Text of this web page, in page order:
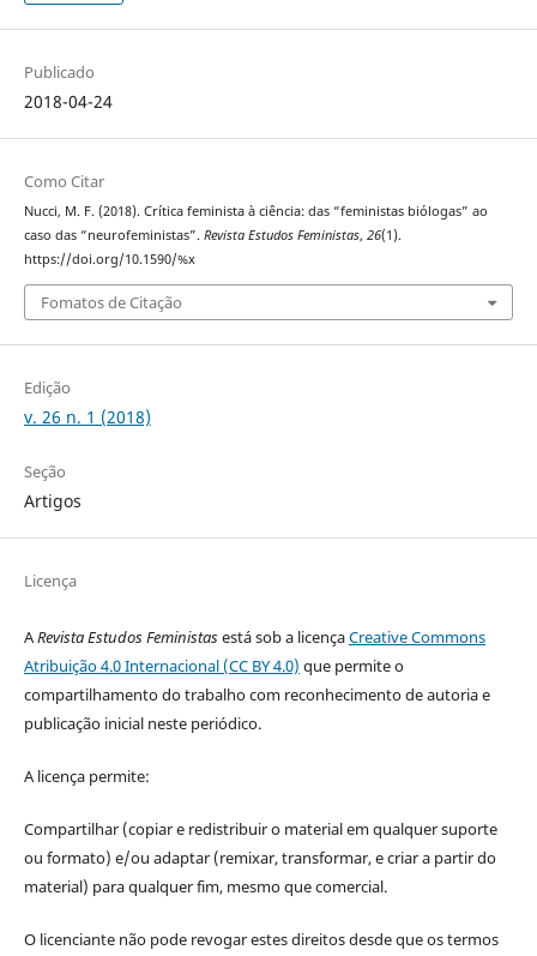
Publicado
2018-04-24
Como Citar
Nucci, M. F. (2018). Crítica feminista à ciência: das “feministas biólogas” ao
caso das “neurofeministas”. Revista Estudos Feministas, 26(1).
https://doi.org/10.1590/%x
Fomatos de Citação
Edição
v. 26 n. 1 (2018)
Seção
Artigos
Licença
ARevista Estudos Feministasestá sob a licençaCreative Commons
Atribuição 4.0 Internacional (CC BY 4.0) que permite o
compartilhamento do trabalho com reconhecimento de autoria e
publicação inicial neste periódico.
A licença permite:
Compartilhar (copiar e redistribuir o material em qualquer suporte
ou formato) e/ou adaptar (remixar, transformar, e criar a partir do
material) para qualquer fim, mesmo que comercial.
O licenciante não pode revogar estes direitos desde que os termos